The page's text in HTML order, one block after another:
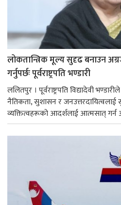
लोकतान्त्रिक मूल्य सुदृढ बनाउन
गर्नुपर्छः पूर्वराष्ट्रपति भण्डारी
ललितपुर । पूर्वराष्ट्रपति विद्यादेवी
नैतिकता, सुशासन र
व्यक्तित्वहरूको आदर्शलाई आत्मसात्